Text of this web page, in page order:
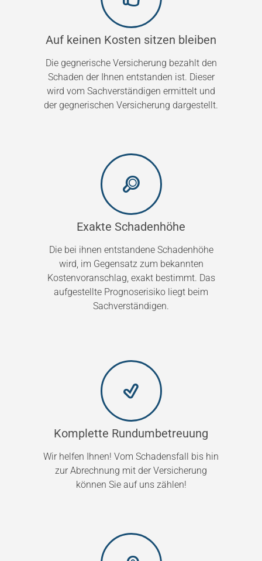
Auf keinen Kosten sitzen bleiben
Die gegnerische Versicherung bezahlt den
Schaden der Ihnen entstanden ist. Dieser
wird vom Sachverständigen ermittelt und
der gegnerischen Versicherung dargestellt.
Exakte Schadenhöhe
Die bei ihnen entstandene Schadenhöhe
wird, im Gegensatz zum bekannten
Kostenvoranschlag, exakt bestimmt. Das
aufgestellte Prognoserisiko liegt beim
Sachverständigen.
Komplette Rundumbetreuung
Wir helfen Ihnen! Vom Schadensfall bis hin
zur Abrechnung mit der Versicherung
können Sie auf uns zählen!